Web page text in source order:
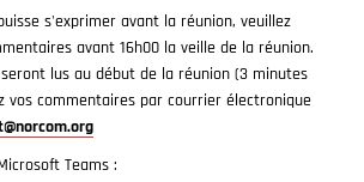
s'exprimer avant la réunion, veuillez
avant 16h00 la veille de la réunion.
lus au début de la réunion (3 minutes
vos commentaires par courrier électronique
Teams :